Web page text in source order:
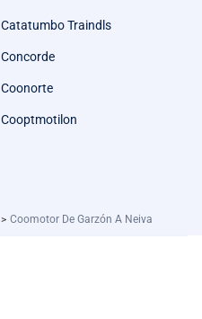
Catatumbo Traindls
Concorde
Coonorte
Cooptmotilon
> Coomotor De Garzón A Neiva